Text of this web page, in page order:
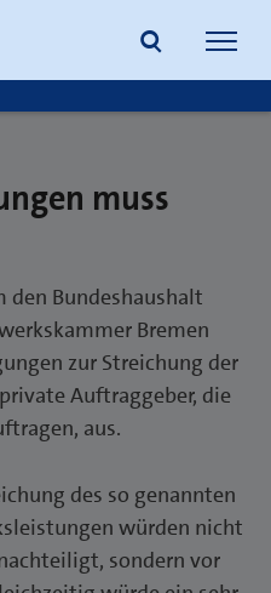
muss
den Bundeshaushalt
Bremen
zur Streichung der
Auftraggeber, die
aus.
des so genannten
würden nicht
sondern vor